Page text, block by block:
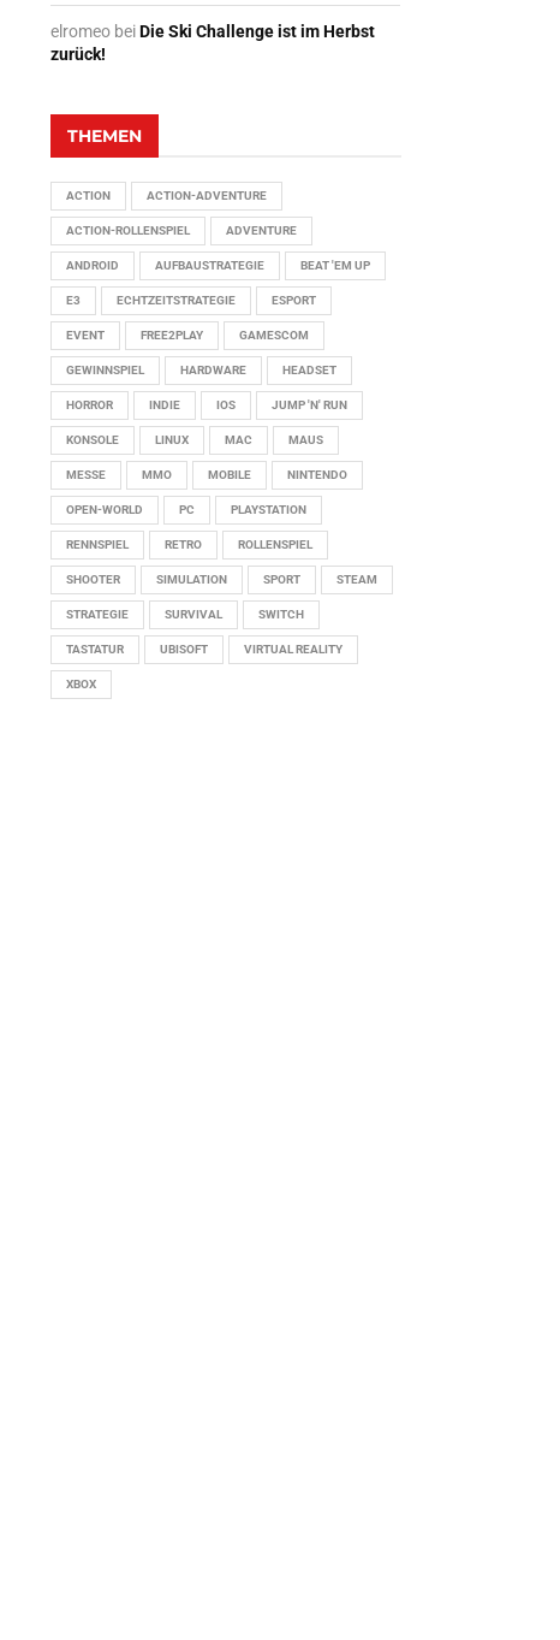
elromeo beiDie Ski Challenge ist im Herbst
zurück!
THEMEN
ACTION ACTION-ADVENTURE
ACTION-ROLLENSPIEL ADVENTURE
ANDROID AUFBAUSTRATEGIE BEAT 'EM UP
E3 ECHTZEITSTRATEGIE ESPORT
EVENT FREE2PLAY GAMESCOM
GEWINNSPIEL HARDWARE HEADSET
HORROR INDIE IOS JUMP 'N' RUN
KONSOLE LINUX MAC MAUS
MESSE MMO MOBILE NINTENDO
OPEN-WORLD PC PLAYSTATION
RENNSPIEL RETRO ROLLENSPIEL
SHOOTER SIMULATION SPORT STEAM
STRATEGIE SURVIVAL SWITCH
TASTATUR UBISOFT VIRTUAL REALITY
XBOX